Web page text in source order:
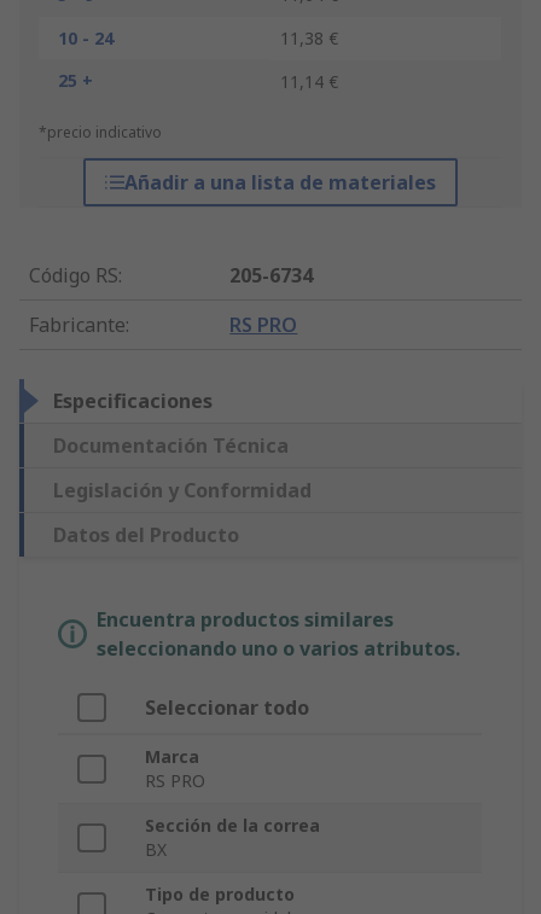
10 - 24
11,38 €
25 +
11,14 €
*precio indicativo
Añadir a una lista de materiales
Código RS:
205-6734
Fabricante: RS PRO
Especificaciones
Documentación Técnica
Legislación y Conformidad
Datos del Producto
Encuentra productos similares
seleccionando uno o varios atributos.
Seleccionar todo
Marca
RS PRO
Sección de la correa
BX
Tipo de producto